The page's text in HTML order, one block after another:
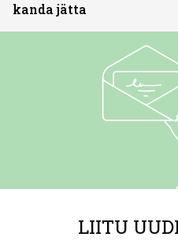
kanda jätta
LIITU